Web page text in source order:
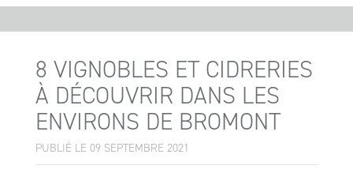
8 VIGNOBLES ET CIDRERIES
À DÉCOUVRIR DANS LES
ENVIRONS DE BROMONT
PUBLIÉ LE 09 SEPTEMBRE 2021